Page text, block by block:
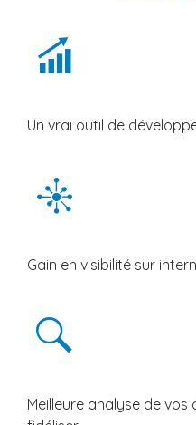
Un vrai outil de
Gain en visibilité sur
Meilleure analyse de vos